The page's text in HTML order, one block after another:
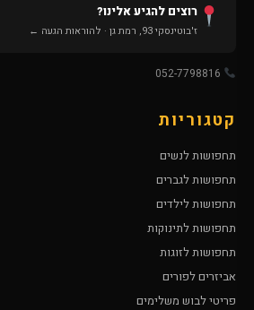
רוצים להגיע אלינו?
ז'בוטינסקי 93, רמת גן · להוראות הגעה ←
קטגוריות
תחפושות לנשים
תחפושות לגברים
תחפושות לילדים
תחפושות לתינוקות
תחפושות לזוגות
אביזרים לפורים
פריטי לבוש משלימים